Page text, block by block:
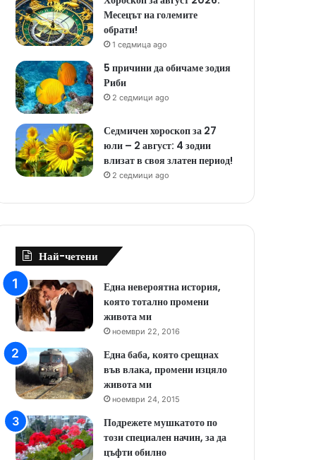
Месецът на големите
обрати!
1 седмица ago
5 причини да обичаме зодия
Риби
2 седмици ago
Седмичен хороскоп за 27
юли – 2 август: 4 зодии
влизат в своя златен период!
2 седмици ago
Най-четени
Една невероятна история,
която тотално промени
живота ми
ноември 22, 2016
Една баба, която срещнах
във влака, промени изцяло
живота ми
ноември 24, 2015
Подрежете мушкатото по
този специален начин, за да
цъфти обилно